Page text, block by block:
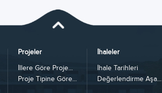
Projeler
İllere Göre Proje...
Proje Tipine Göre...
İhaleler
İhale Tarihleri
Değerlendirme Aşa...